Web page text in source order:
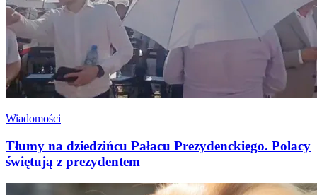
Wiadomości
Tłumy na dziedzińcu Pałacu Prezydenckiego. Polacy
świętują z prezydentem